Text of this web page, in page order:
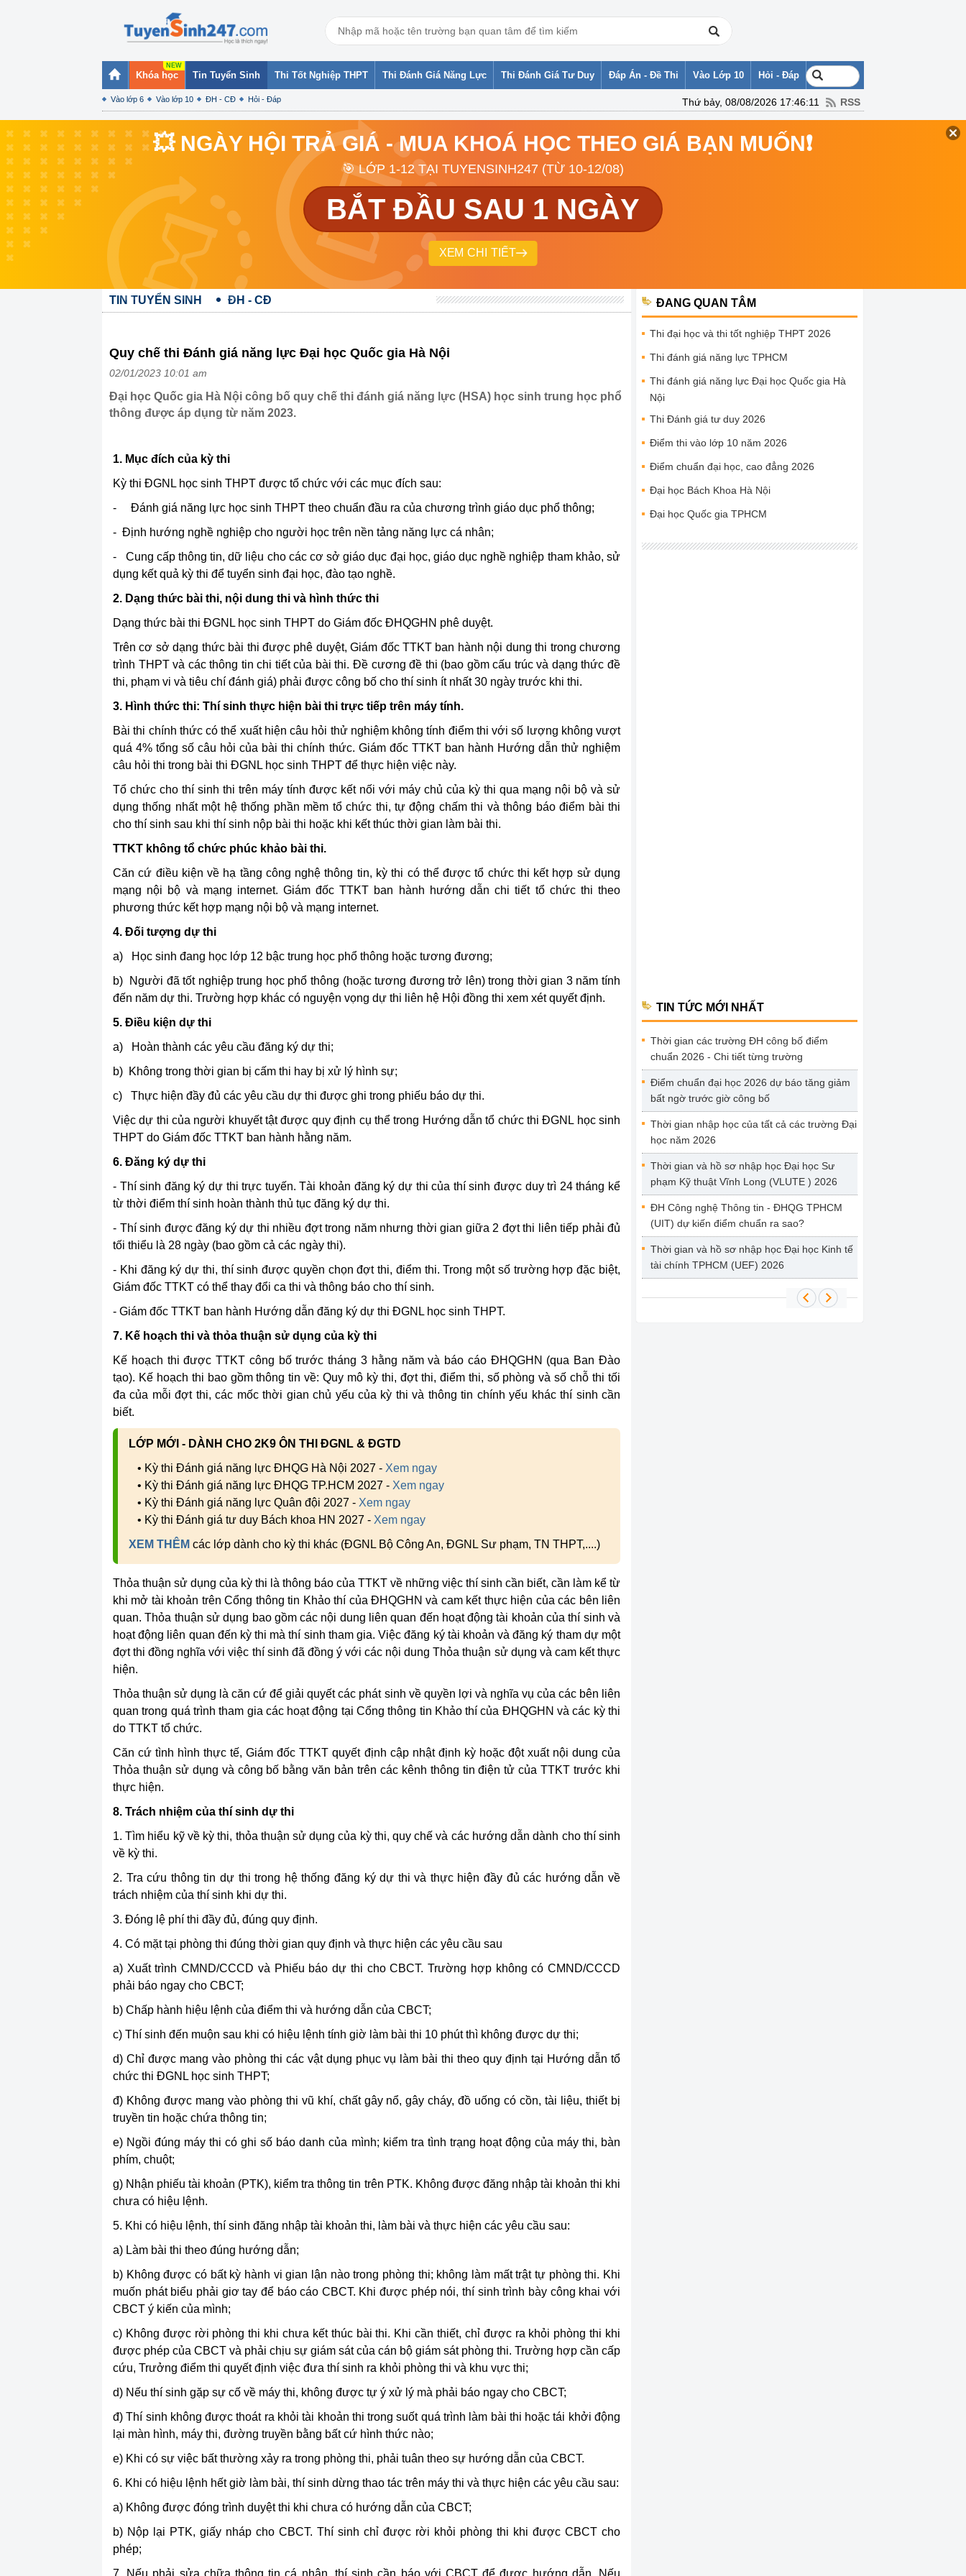
Khóa học Tin Tuyển Sinh
Vào lớp 6 Vào lớp 10 ĐH - CĐ Hỏi - Đáp
Thi Tốt Nghiệp THPT Thi Đánh Giá Năng Lực Thi Đánh Giá Tư Duy Đáp Án - Đề Thi Vào Lớp 10 Hỏi - Đáp
Thứ bảy, 08/08/2026 17:46:11 RSS
💥 NGÀY HỘI TRẢ GIÁ - MUA KHOÁ HỌC THEO GIÁ BẠN MUỐN❗
🎯 LỚP 1-12 TẠI TUYENSINH247 (TỪ 10-12/08)
BẮT ĐẦU SAU 1 NGÀY
XEM CHI TIẾT
TIN TUYỂN SINH ĐH - CĐ
Quy chế thi Đánh giá năng lực Đại học Quốc gia Hà Nội
02/01/2023 10:01 am
Đại học Quốc gia Hà Nội công bố quy chế thi đánh giá năng lực (HSA) học sinh trung học phổ
thông được áp dụng từ năm 2023.
1. Mục đích của kỳ thi
Kỳ thi ĐGNL học sinh THPT được tổ chức với các mục đích sau:
- Đánh giá năng lực học sinh THPT theo chuẩn đầu ra của chương trình giáo dục phổ thông;
- Định hướng nghề nghiệp cho người học trên nền tảng năng lực cá nhân;
- Cung cấp thông tin, dữ liệu cho các cơ sở giáo dục đại học, giáo dục nghề nghiệp tham khảo, sử
dụng kết quả kỳ thi để tuyển sinh đại học, đào tạo nghề.
2. Dạng thức bài thi, nội dung thi và hình thức thi
Dạng thức bài thi ĐGNL học sinh THPT do Giám đốc ĐHQGHN phê duyệt.
Trên cơ sở dạng thức bài thi được phê duyệt, Giám đốc TTKT ban hành nội dung thi trong chương
trình THPT và các thông tin chi tiết của bài thi. Đề cương đề thi (bao gồm cấu trúc và dạng thức đề
thi, phạm vi và tiêu chí đánh giá) phải được công bố cho thí sinh ít nhất 30 ngày trước khi thi.
3. Hình thức thi: Thí sinh thực hiện bài thi trực tiếp trên máy tính.
Bài thi chính thức có thể xuất hiện câu hỏi thử nghiệm không tính điểm thi với số lượng không vượt
quá 4% tổng số câu hỏi của bài thi chính thức. Giám đốc TTKT ban hành Hướng dẫn thử nghiệm
câu hỏi thi trong bài thi ĐGNL học sinh THPT để thực hiện việc này.
Tổ chức cho thí sinh thi trên máy tính được kết nối với máy chủ của kỳ thi qua mạng nội bộ và sử
dụng thống nhất một hệ thống phần mềm tổ chức thi, tự động chấm thi và thông báo điểm bài thi
cho thí sinh sau khi thí sinh nộp bài thi hoặc khi kết thúc thời gian làm bài thi.
TTKT không tổ chức phúc khảo bài thi.
Căn cứ điều kiện về hạ tầng công nghệ thông tin, kỳ thi có thể được tổ chức thi kết hợp sử dụng
mạng nội bộ và mạng internet. Giám đốc TTKT ban hành hướng dẫn chi tiết tổ chức thi theo
phương thức kết hợp mạng nội bộ và mạng internet.
4. Đối tượng dự thi
a) Học sinh đang học lớp 12 bậc trung học phổ thông hoặc tương đương;
b) Người đã tốt nghiệp trung học phổ thông (hoặc tương đương trở lên) trong thời gian 3 năm tính
đến năm dự thi. Trường hợp khác có nguyện vọng dự thi liên hệ Hội đồng thi xem xét quyết định.
5. Điều kiện dự thi
a) Hoàn thành các yêu cầu đăng ký dự thi;
b) Không trong thời gian bị cấm thi hay bị xử lý hình sự;
c) Thực hiện đầy đủ các yêu cầu dự thi được ghi trong phiếu báo dự thi.
Việc dự thi của người khuyết tật được quy định cụ thể trong Hướng dẫn tổ chức thi ĐGNL học sinh
THPT do Giám đốc TTKT ban hành hằng năm.
6. Đăng ký dự thi
- Thí sinh đăng ký dự thi trực tuyến. Tài khoản đăng ký dự thi của thí sinh được duy trì 24 tháng kể
từ thời điểm thí sinh hoàn thành thủ tục đăng ký dự thi.
- Thí sinh được đăng ký dự thi nhiều đợt trong năm nhưng thời gian giữa 2 đợt thi liên tiếp phải đủ
tối thiểu là 28 ngày (bao gồm cả các ngày thi).
- Khi đăng ký dự thi, thí sinh được quyền chọn đợt thi, điểm thi. Trong một số trường hợp đặc biệt,
Giám đốc TTKT có thể thay đổi ca thi và thông báo cho thí sinh.
- Giám đốc TTKT ban hành Hướng dẫn đăng ký dự thi ĐGNL học sinh THPT.
7. Kế hoạch thi và thỏa thuận sử dụng của kỳ thi
Kế hoạch thi được TTKT công bố trước tháng 3 hằng năm và báo cáo ĐHQGHN (qua Ban Đào
tạo). Kế hoạch thi bao gồm thông tin về: Quy mô kỳ thi, đợt thi, điểm thi, số phòng và số chỗ thi tối
đa của mỗi đợt thi, các mốc thời gian chủ yếu của kỳ thi và thông tin chính yếu khác thí sinh cần
biết.
LỚP MỚI - DÀNH CHO 2K9 ÔN THI ĐGNL & ĐGTD
• Kỳ thi Đánh giá năng lực ĐHQG Hà Nội 2027 - Xem ngay
• Kỳ thi Đánh giá năng lực ĐHQG TP.HCM 2027 - Xem ngay
• Kỳ thi Đánh giá năng lực Quân đội 2027 - Xem ngay
• Kỳ thi Đánh giá tư duy Bách khoa HN 2027 - Xem ngay
XEM THÊM các lớp dành cho kỳ thi khác (ĐGNL Bộ Công An, ĐGNL Sư phạm, TN THPT,....)
Thỏa thuận sử dụng của kỳ thi là thông báo của TTKT về những việc thí sinh cần biết, cần làm kể từ
khi mở tài khoản trên Cổng thông tin Khảo thí của ĐHQGHN và cam kết thực hiện của các bên liên
quan. Thỏa thuận sử dụng bao gồm các nội dung liên quan đến hoạt động tài khoản của thí sinh và
hoạt động liên quan đến kỳ thi mà thí sinh tham gia. Việc đăng ký tài khoản và đăng ký tham dự một
đợt thi đồng nghĩa với việc thí sinh đã đồng ý với các nội dung Thỏa thuận sử dụng và cam kết thực
hiện.
Thỏa thuận sử dụng là căn cứ để giải quyết các phát sinh về quyền lợi và nghĩa vụ của các bên liên
quan trong quá trình tham gia các hoạt động tại Cổng thông tin Khảo thí của ĐHQGHN và các kỳ thi
do TTKT tổ chức.
Căn cứ tình hình thực tế, Giám đốc TTKT quyết định cập nhật định kỳ hoặc đột xuất nội dung của
Thỏa thuận sử dụng và công bố bằng văn bản trên các kênh thông tin điện tử của TTKT trước khi
thực hiện.
8. Trách nhiệm của thí sinh dự thi
1. Tìm hiểu kỹ về kỳ thi, thỏa thuận sử dụng của kỳ thi, quy chế và các hướng dẫn dành cho thí sinh
về kỳ thi.
2. Tra cứu thông tin dự thi trong hệ thống đăng ký dự thi và thực hiện đầy đủ các hướng dẫn về
trách nhiệm của thí sinh khi dự thi.
3. Đóng lệ phí thi đầy đủ, đúng quy định.
4. Có mặt tại phòng thi đúng thời gian quy định và thực hiện các yêu cầu sau
a) Xuất trình CMND/CCCD và Phiếu báo dự thi cho CBCT. Trường hợp không có CMND/CCCD
phải báo ngay cho CBCT;
b) Chấp hành hiệu lệnh của điểm thi và hướng dẫn của CBCT;
c) Thí sinh đến muộn sau khi có hiệu lệnh tính giờ làm bài thi 10 phút thì không được dự thi;
d) Chỉ được mang vào phòng thi các vật dụng phục vụ làm bài thi theo quy định tại Hướng dẫn tổ
chức thi ĐGNL học sinh THPT;
đ) Không được mang vào phòng thi vũ khí, chất gây nổ, gây cháy, đồ uống có cồn, tài liệu, thiết bị
truyền tin hoặc chứa thông tin;
e) Ngồi đúng máy thi có ghi số báo danh của mình; kiểm tra tình trạng hoạt động của máy thi, bàn
phím, chuột;
g) Nhận phiếu tài khoản (PTK), kiểm tra thông tin trên PTK. Không được đăng nhập tài khoản thi khi
chưa có hiệu lệnh.
5. Khi có hiệu lệnh, thí sinh đăng nhập tài khoản thi, làm bài và thực hiện các yêu cầu sau:
a) Làm bài thi theo đúng hướng dẫn;
b) Không được có bất kỳ hành vi gian lận nào trong phòng thi; không làm mất trật tự phòng thi. Khi
muốn phát biểu phải giơ tay để báo cáo CBCT. Khi được phép nói, thí sinh trình bày công khai với
CBCT ý kiến của mình;
c) Không được rời phòng thi khi chưa kết thúc bài thi. Khi cần thiết, chỉ được ra khỏi phòng thi khi
được phép của CBCT và phải chịu sự giám sát của cán bộ giám sát phòng thi. Trường hợp cần cấp
cứu, Trưởng điểm thi quyết định việc đưa thí sinh ra khỏi phòng thi và khu vực thi;
d) Nếu thí sinh gặp sự cố về máy thi, không được tự ý xử lý mà phải báo ngay cho CBCT;
đ) Thí sinh không được thoát ra khỏi tài khoản thi trong suốt quá trình làm bài thi hoặc tái khởi động
lại màn hình, máy thi, đường truyền bằng bất cứ hình thức nào;
e) Khi có sự việc bất thường xảy ra trong phòng thi, phải tuân theo sự hướng dẫn của CBCT.
6. Khi có hiệu lệnh hết giờ làm bài, thí sinh dừng thao tác trên máy thi và thực hiện các yêu cầu sau:
a) Không được đóng trình duyệt thi khi chưa có hướng dẫn của CBCT;
b) Nộp lại PTK, giấy nháp cho CBCT. Thí sinh chỉ được rời khỏi phòng thi khi được CBCT cho
phép;
7. Nếu phải sửa chữa thông tin cá nhân, thí sinh cần báo với CBCT để được hướng dẫn. Nếu
ĐANG QUAN TÂM
Thi đại học và thi tốt nghiệp THPT 2026
Thi đánh giá năng lực TPHCM
Thi đánh giá năng lực Đại học Quốc gia Hà
Nội
Thi Đánh giá tư duy 2026
Điểm thi vào lớp 10 năm 2026
Điểm chuẩn đại học, cao đẳng 2026
Đại học Bách Khoa Hà Nội
Đại học Quốc gia TPHCM
TIN TỨC MỚI NHẤT
Thời gian các trường ĐH công bố điểm
chuẩn 2026 - Chi tiết từng trường
Điểm chuẩn đại học 2026 dự báo tăng giảm
bất ngờ trước giờ công bố
Thời gian nhập học của tất cả các trường Đại
học năm 2026
Thời gian và hồ sơ nhập học Đại học Sư
phạm Kỹ thuật Vĩnh Long (VLUTE ) 2026
ĐH Công nghệ Thông tin - ĐHQG TPHCM
(UIT) dự kiến điểm chuẩn ra sao?
Thời gian và hồ sơ nhập học Đại học Kinh tế
tài chính TPHCM (UEF) 2026